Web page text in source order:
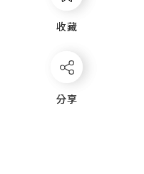
收藏
分享
收藏
分享